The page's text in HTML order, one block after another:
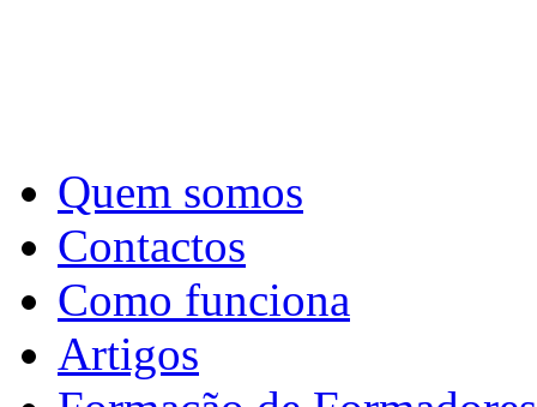
Quem somos
Contactos
Como funciona
Artigos